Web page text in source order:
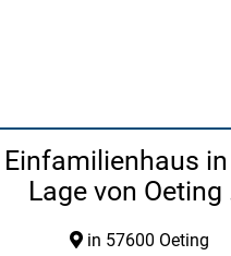
Lage von Oeting
in 57600 Oeting